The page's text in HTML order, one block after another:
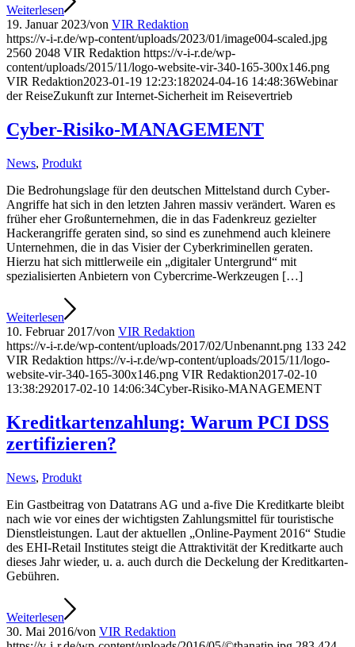
Weiterlesen
19. Januar 2023/von VIR Redaktion
https://v-i-r.de/wp-content/uploads/2023/01/image004-scaled.jpg
2560 2048 VIR Redaktion https://v-i-r.de/wp-
content/uploads/2015/11/logo-website-vir-340-165-300x146.png
VIR Redaktion2023-01-19 12:23:182024-04-16 14:48:36Webinar
der ReiseZukunft zur Internet-Sicherheit im Reisevertrieb
Cyber-Risiko-MANAGEMENT
News, Produkt
Die Bedrohungslage für den deutschen Mittelstand durch Cyber-
Angriffe hat sich in den letzten Jahren massiv verändert. Waren es
früher eher Großunternehmen, die in das Fadenkreuz gezielter
Hackerangriffe geraten sind, so sind es zunehmend auch kleinere
Unternehmen, die in das Visier der Cyberkriminellen geraten.
Hierzu hat sich mittlerweile ein „digitaler Untergrund“ mit
spezialisierten Anbietern von Cybercrime-Werkzeugen […]
Weiterlesen
10. Februar 2017/von VIR Redaktion
https://v-i-r.de/wp-content/uploads/2017/02/Unbenannt.png 133 242
VIR Redaktion https://v-i-r.de/wp-content/uploads/2015/11/logo-
website-vir-340-165-300x146.png VIR Redaktion2017-02-10
13:38:292017-02-10 14:06:34Cyber-Risiko-MANAGEMENT
Kreditkartenzahlung: Warum PCI DSS
zertifizieren?
News, Produkt
Ein Gastbeitrag von Datatrans AG und a-five Die Kreditkarte bleibt
nach wie vor eines der wichtigsten Zahlungsmittel für touristische
Dienstleistungen. Laut der aktuellen „Online-Payment 2016“ Studie
des EHI-Retail Institutes steigt die Attraktivität der Kreditkarte auch
dieses Jahr wieder, u. a. auch durch die Deckelung der Kreditkarten-
Gebühren.
Weiterlesen
30. Mai 2016/von VIR Redaktion